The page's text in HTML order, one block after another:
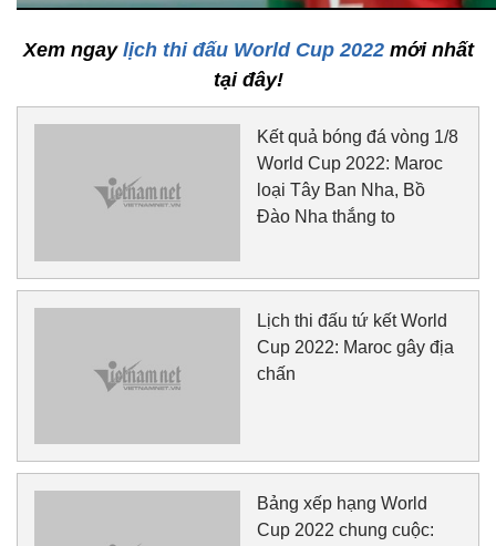
Xem ngay lịch thi đấu World Cup 2022mới nhất
tại đây!
Kết quả bóng đá vòng 1/8
World Cup 2022: Maroc
loại Tây Ban Nha, Bồ
Đào Nha thắng to
Lịch thi đấu tứ kết World
Cup 2022: Maroc gây địa
chấn
Bảng xếp hạng World
Cup 2022 chung cuộc: